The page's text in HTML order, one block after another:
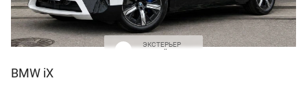
ЭКСТЕРЬЕР
BMW iX